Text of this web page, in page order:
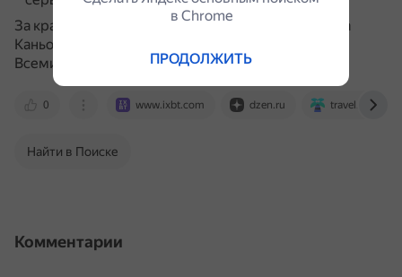
За красоту ландшафтов и богатство природы река
Каньо-Кристалес включена в список памятников
Всемирного наследия ЮНЕСКО.
0 www.ixbt.com dzen.ru
Найти в Поиске
Комментарии
в Сhrome
ПРОДОЛЖИТЬ